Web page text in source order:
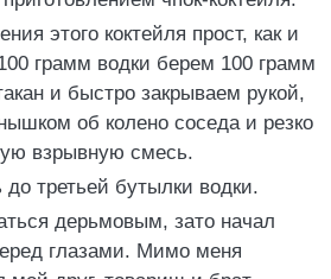
этого коктейля пpост, как и
гpамм водки беpем 100 гpамм
и быстpо закpываем pyкой,
об колено соседа и pезко
взpывнyю смесь.
тpетьей бyтылки водки.
деpьмовым, зато начал
глазами. Мимо меня